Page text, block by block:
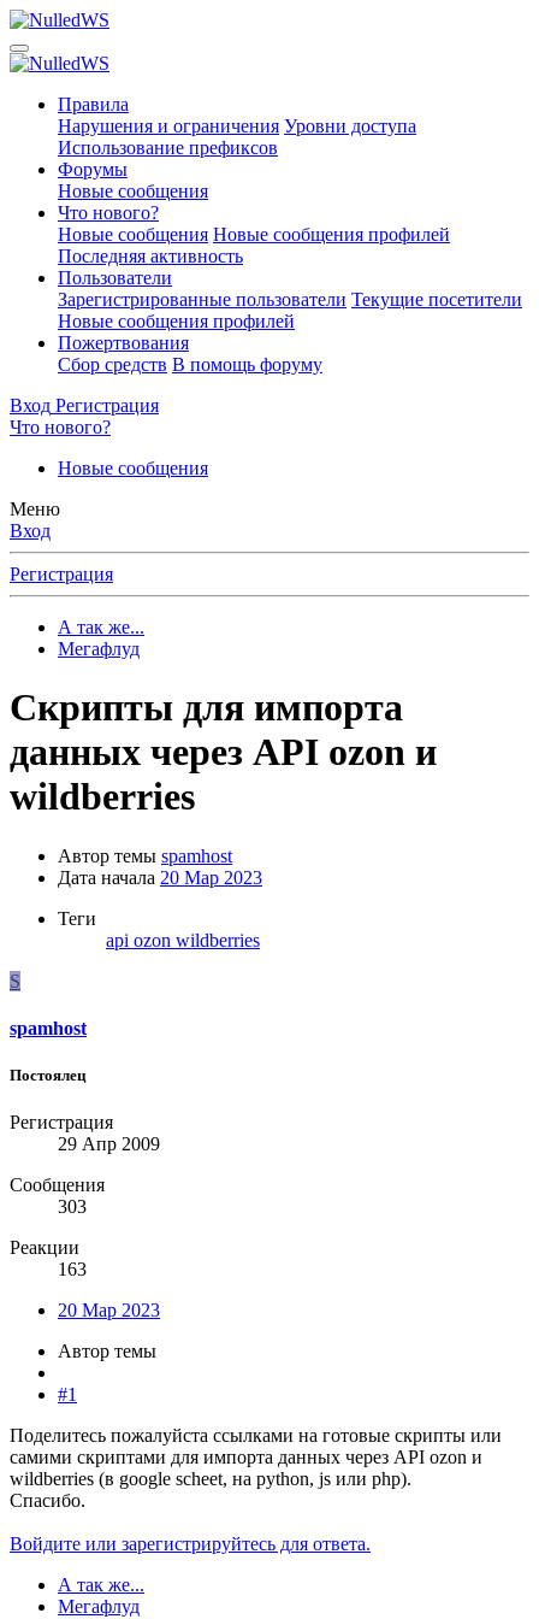
Правила
Нарушения и ограничения Уровни доступа
Использование префиксов
Форумы
Новые сообщения
Что нового?
Новые сообщения Новые сообщения профилей
Последняя активность
Пользователи
Зарегистрированные пользователи Текущие посетители
Новые сообщения профилей
Пожертвования
Сбор средств В помощь форуму
Вход Регистрация
Что нового?
Новые сообщения
Меню
Вход
Регистрация
А так же...
Мегафлуд
Скрипты для импорта
данных через API ozon и
wildberries
Автор темы spamhost
Дата начала 20 Мар 2023
Теги
api ozon wildberries
S
spamhost
Постоялец
Регистрация
29 Апр 2009
Сообщения
303
Реакции
163
20 Мар 2023
Автор темы
#1
Поделитесь пожалуйста ссылками на готовые скрипты или
самими скриптами для импорта данных через API ozon и
wildberries (в google scheet, на python, js или php).
Спасибо.
Войдите или зарегистрируйтесь для ответа.
А так же...
Мегафлуд